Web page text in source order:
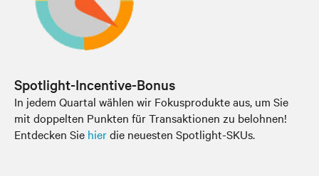
Spotlight-Incentive-Bonus
In jedem Quartal wählen wir Fokusprodukte aus, um Sie
mit doppelten Punkten für Transaktionen zu belohnen!
Entdecken Sie hierdie neuesten Spotlight-SKUs.